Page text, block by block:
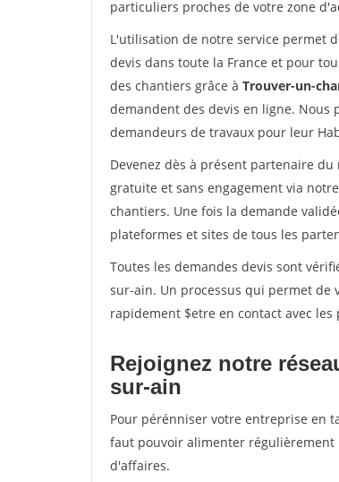
particuliers proches de votre zone
L'utilisation de notre service permet
devis dans toute la France et pour
des chantiers grâce à Trouver-un-
demandent des devis en ligne. Nous
demandeurs de travaux pour leur
Devenez dès à présent partenaire du
gratuite et sans engagement via
chantiers. Une fois la demande
plateformes et sites de tous les
Toutes les demandes devis sont
sur-ain. Un processus qui permet de
rapidement $etre en contact avec
Rejoignez notre
sur-ain
Pour pérénniser votre entreprise en
faut pouvoir alimenter
d'affaires.